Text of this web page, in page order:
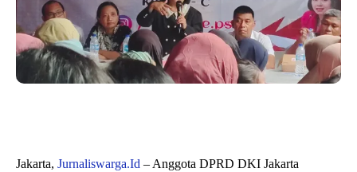
Jakarta, Jurnaliswarga.Id – Anggota DPRD DKI Jakarta